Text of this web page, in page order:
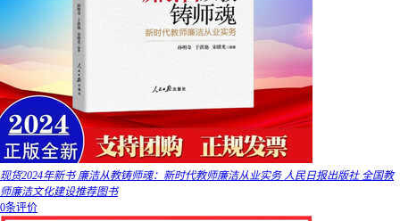
现货2024年新书 廉洁从教铸师魂：新时代教师廉洁从业实务 人民日报出版社 全国教
师廉洁文化建设推荐图书
0条评价